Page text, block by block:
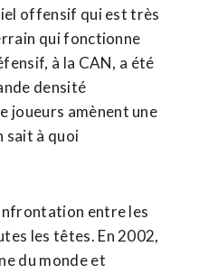
offensif qui est très
⁠qui fonctionne
à la CAN, a ​été
densité
joueurs amènent une
sait à quoi
entre les
les têtes. En 2002,
du monde et